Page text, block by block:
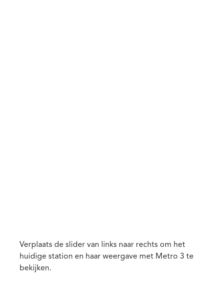
Verplaats de slider van links naar rechts om het
huidige station en haar weergave met Metro 3 te
bekijken.